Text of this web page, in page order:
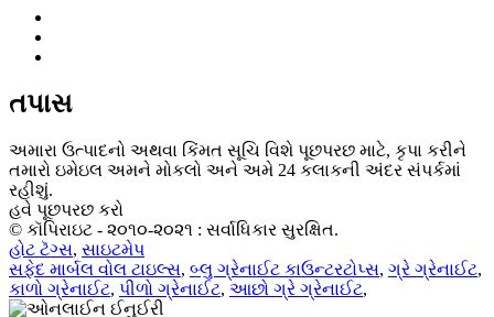
તપાસ
અમારા ઉત્પાદનો અથવા કિંમત સૂચિ વિશે પૂછપરછ માટે, કૃપા કરીને
તમારો ઇમેઇલ અમને મોકલો અને અમે 24 કલાકની અંદર સંપર્કમાં
રહીશું.
હવે પૂછપરછ કરો
© કૉપિરાઇટ - ૨૦૧૦-૨૦૨૧ : સર્વાધિકાર સુરક્ષિત.
હોટ ટૅગ્સ, સાઇટમેપ
સફેદ માર્બલ વોલ ટાઇલ્સ, બ્લુ ગ્રેનાઈટ કાઉન્ટરટોપ્સ, ગ્રે ગ્રેનાઈટ,
કાળો ગ્રેનાઈટ, પીળો ગ્રેનાઈટ, આછો ગ્રે ગ્રેનાઈટ,